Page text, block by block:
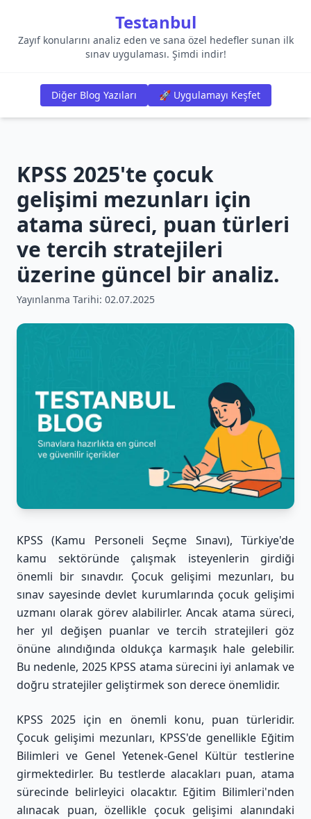
Testanbul
Zayıf konularını analiz eden ve sana özel hedefler sunan ilk
sınav uygulaması. Şimdi indir!
Diğer Blog Yazıları 🚀 Uygulamayı Keşfet
KPSS 2025'te çocuk
gelişimi mezunları için
atama süreci, puan türleri
ve tercih stratejileri
üzerine güncel bir analiz.
Yayınlanma Tarihi: 02.07.2025
KPSS (Kamu Personeli Seçme Sınavı), Türkiye'de
kamu sektöründe çalışmak isteyenlerin girdiği
önemli bir sınavdır. Çocuk gelişimi mezunları, bu
sınav sayesinde devlet kurumlarında çocuk gelişimi
uzmanı olarak görev alabilirler. Ancak atama süreci,
her yıl değişen puanlar ve tercih stratejileri göz
önüne alındığında oldukça karmaşık hale gelebilir.
Bu nedenle, 2025 KPSS atama sürecini iyi anlamak ve
doğru stratejiler geliştirmek son derece önemlidir.
KPSS 2025 için en önemli konu, puan türleridir.
Çocuk gelişimi mezunları, KPSS'de genellikle Eğitim
Bilimleri ve Genel Yetenek-Genel Kültür testlerine
girmektedirler. Bu testlerde alacakları puan, atama
sürecinde belirleyici olacaktır. Eğitim Bilimleri'nden
alınacak puan, özellikle çocuk gelişimi alanındaki